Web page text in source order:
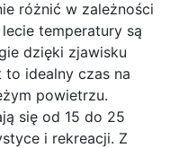
różnić w zależności
temperatury są
dzięki zjawisku
to idealny czas na
powietrzu.
się od 15 do 25
i rekreacji. Z